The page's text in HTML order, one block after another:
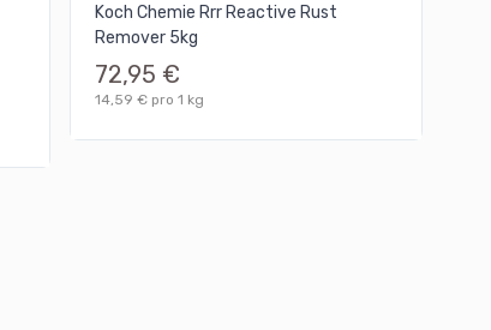
Koch Chemie Rrr Reactive Rust
Remover 5kg
72,95 €
14,59 € pro 1 kg